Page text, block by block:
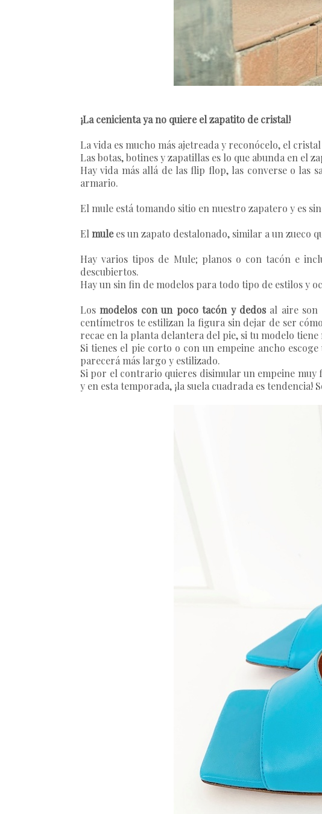
¡La cenicienta ya no quiere el zapatito de cristal!
La vida es mucho más ajetreada y reconócelo, el
Las botas, botines y zapatillas es lo que abunda en el
Hay vida más allá de las flip flop, las converse o las
armario.
El mule está tomando sitio en nuestro zapatero y es
El mulees un zapato destalonado, similar a un zueco
Hay varios tipos de Mule; planos o con tacón e
descubiertos.
Hay un sin fin de modelos para todo tipo de estilos y
Losmodelos con un poco tacón y dedosal aire son
centímetros te estilizan la figura sin dejar de ser
recae en la planta delantera del pie, si tu modelo
Si tienes el pie corto o con un empeine ancho
parecerá más largo y estilizado.
Si por el contrario quieres disimular un empeine muy
y en esta temporada, ¡la suela cuadrada es